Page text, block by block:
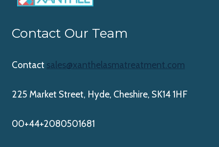
Contact Our Team
Contact sales@xanthelasmatreatment.com
225 Market Street, Hyde, Cheshire, SK14 1HF
00+44+2080501681